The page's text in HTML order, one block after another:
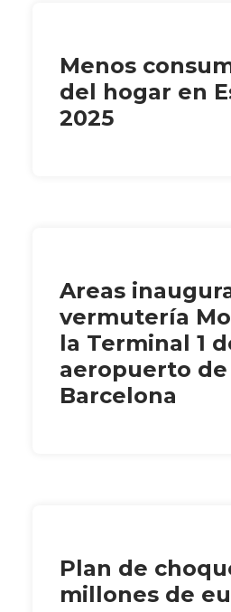
Menos
del hogar en
2025
Areas
vermutería
la Terminal 1
aeropuerto de
Barcelona
Plan de
millones de